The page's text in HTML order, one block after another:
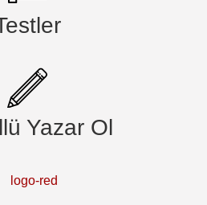
Yazar Ol